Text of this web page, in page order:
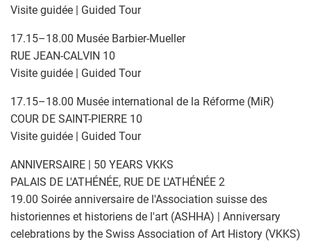
Visite guidée | Guided Tour
17.15–18.00 Musée Barbier-Mueller
RUE JEAN-CALVIN 10
Visite guidée | Guided Tour
17.15–18.00 Musée international de la Réforme (MiR)
COUR DE SAINT-PIERRE 10
Visite guidée | Guided Tour
ANNIVERSAIRE | 50 YEARS VKKS
PALAIS DE L'ATHÉNÉE, RUE DE L'ATHÉNÉE 2
19.00 Soirée anniversaire de l'Association suisse des
historiennes et historiens de l'art (ASHHA) | Anniversary
celebrations by the Swiss Association of Art History (VKKS)